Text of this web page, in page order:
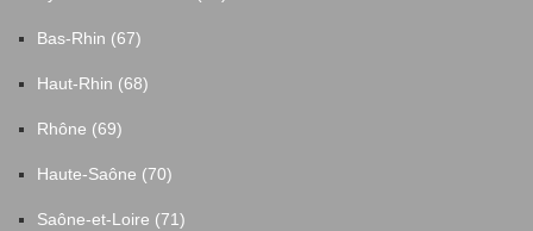
Bas-Rhin (67)
Haut-Rhin (68)
Rhône (69)
Haute-Saône (70)
Saône-et-Loire (71)